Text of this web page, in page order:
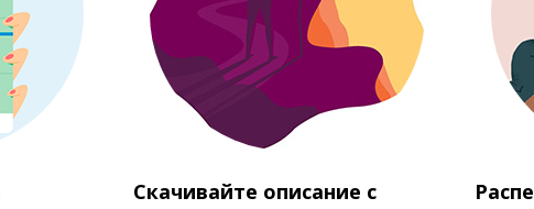
Скачивайте описание с